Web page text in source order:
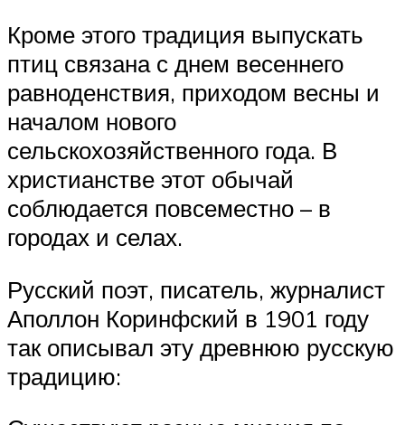
Кроме этого традиция выпускать
птиц связана с днем весеннего
равноденствия, приходом весны и
началом нового
сельскохозяйственного года. В
христианстве этот обычай
соблюдается повсеместно – в
городах и селах.
Русский поэт, писатель, журналист
Аполлон Коринфский в 1901 году
так описывал эту древнюю русскую
традицию: